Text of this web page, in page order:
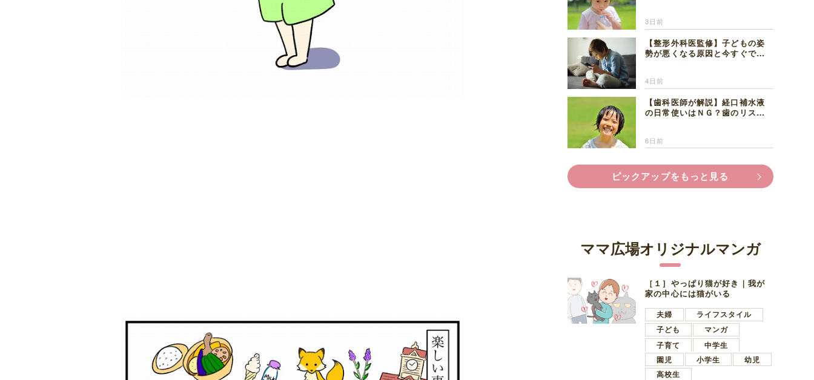
3日前
【整形外科医監修】子どもの姿
勢が悪くなる原因と今すぐでき
4日前
【歯科医師が解説】経口補水液
の日常使いはＮＧ？歯のリスク
6日前
ピックアップをもっと見る
ママ広場オリジナルマンガ
［１］やっぱり猫が好き｜我が
家の中心には猫がいる
夫婦
ライフスタイル
子ども
マンガ
子育て
中学生
園児
小学生
幼児
高校生